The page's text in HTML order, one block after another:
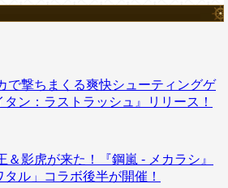
で撃ちまくる爽快シューティングゲ
ン：ラストラッシュ』リリース！
＆影虎が来た！『鋼嵐 - メカラシ』
ル」コラボ後半が開催！